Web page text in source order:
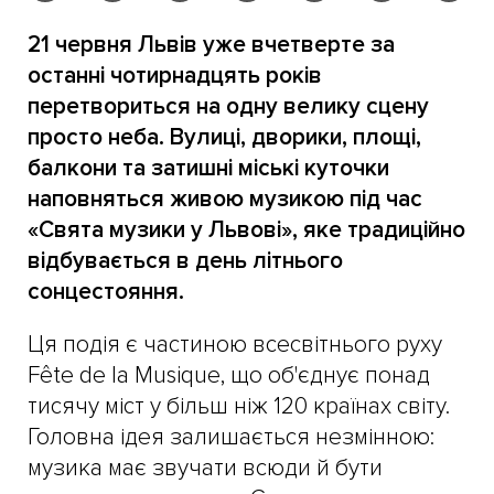
21 червня Львів уже вчетверте за
останні чотирнадцять років
перетвориться на одну велику сцену
просто неба. Вулиці, дворики, площі,
балкони та затишні міські куточки
наповняться живою музикою під час
«Свята музики у Львові», яке традиційно
відбувається в день літнього
сонцестояння.
Ця подія є частиною всесвітнього руху
Fête de la Musique, що об'єднує понад
тисячу міст у більш ніж 120 країнах світу.
Головна ідея залишається незмінною:
музика має звучати всюди й бути